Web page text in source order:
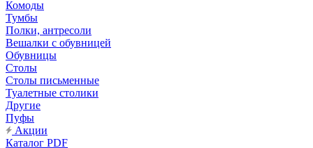
Комоды
Тумбы
Полки, антресоли
Вешалки с обувницей
Обувницы
Столы
Столы письменные
Туалетные столики
Другие
Пуфы
Акции
Каталог PDF